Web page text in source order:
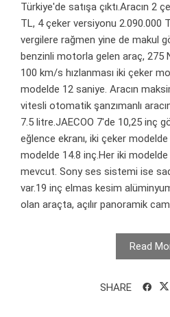
Türkiye'de satışa çıktı.Aracın 2
TL, 4 çeker versiyonu 2.090.000
vergilere rağmen yine de makul
benzinli motorla gelen araç, 275
100 km/s hızlanması iki çeker
modelde 12 saniye. Aracın
vitesli otomatik şanzımanlı
7.5 litre.JAECOO 7'de 10,25 inç
eğlence ekranı, iki çeker
modelde 14.8 inç.Her iki
mevcut. Sony ses sistemi ise
var.19 inç elmas kesim
olan araçta, açılır panoramik
Read
SHARE